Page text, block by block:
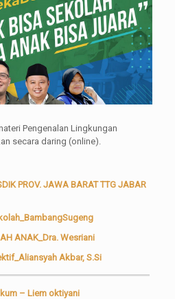
Pengenalan Lingkungan
secara daring (online).
PROV. JAWA BARAT TTG JABAR
ANAK_Dra. Wesriani
Akbar, S.Si
– Liem oktiyani